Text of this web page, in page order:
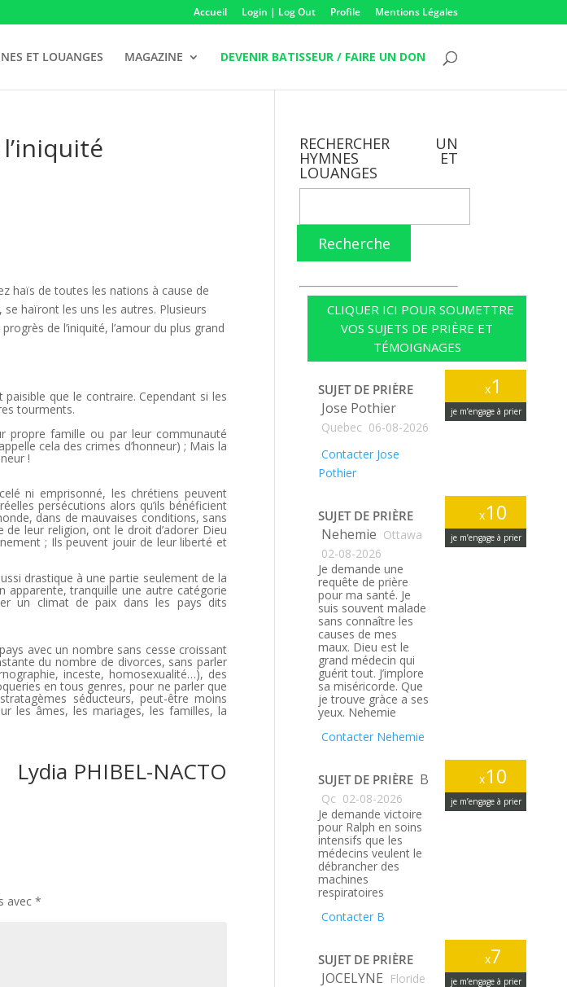
Accueil Login | Log Out Profile Mentions Légales
ET LOUANGES MAGAZINE DEVENIR BATISSEUR / FAIRE UN DON
haïs de toutes les nations à cause de
haïront les uns les autres. Plusieurs
de l’iniquité, l’amour du plus grand
que le contraire. Cependant si les
tourments.
propre famille ou par leur communauté
cela des crimes d’honneur) ; Mais la
!
ni emprisonné, les chrétiens peuvent
persécutions alors qu’ils bénéficient
dans de mauvaises conditions, sans
leur religion, ont le droit d’adorer Dieu
; Ils peuvent jouir de leur liberté et
drastique à une partie seulement de la
apparente, tranquille une autre catégorie
un climat de paix dans les pays dits
avec un nombre sans cesse croissant
du nombre de divorces, sans parler
inceste, homosexualité…), des
en tous genres, pour ne parler que
séducteurs, peut-être moins
les âmes, les mariages, les familles, la
Lydia PHIBEL-NACTO
avec*
RECHERCHER UN
HYMNES ET
LOUANGES
Recherche
CLIQUER ICI POUR SOUMETTRE
VOS SUJETS DE PRIÈRE ET
TÉMOIGNAGES
x1
je m’engage à prier
SUJET DE PRIÈRE
Jose Pothier
Quebec 06-08-2026
Contacter Jose
Pothier
x10
je m’engage à prier
SUJET DE PRIÈRE
Nehemie Ottawa
02-08-2026
Je demande une
requête de prière
pour ma santé. Je
suis souvent malade
sans connaître les
causes de mes
maux. Dieu est le
grand médecin qui
guérit tout. J’implore
sa miséricorde. Que
je trouve gràce a ses
yeux. Nehemie
Contacter Nehemie
x10
je m’engage à prier
SUJET DE PRIÈRE B
Qc 02-08-2026
Je demande victoire
pour Ralph en soins
intensifs que les
médecins veulent le
débrancher des
machines
respiratoires
Contacter B
x7
je m’engage à prier
SUJET DE PRIÈRE
JOCELYNE Floride